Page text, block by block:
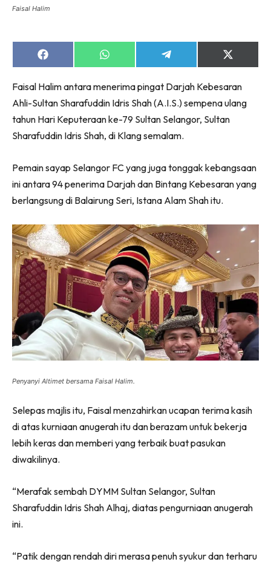
Faisal Halim
Share
on
Share
on
Share
on
Share
on
(Twitter)
Faisal Halim antara menerima pingat Darjah Kebesaran
Ahli-Sultan Sharafuddin Idris Shah (A.I.S.) sempena ulang
tahun Hari Keputeraan ke-79 Sultan Selangor, Sultan
Sharafuddin Idris Shah, di Klang semalam.
Pemain sayap Selangor FC yang juga tonggak kebangsaan
ini antara 94 penerima Darjah dan Bintang Kebesaran yang
berlangsung di Balairung Seri, Istana Alam Shah itu.
Penyanyi Altimet bersama Faisal Halim.
Selepas majlis itu, Faisal menzahirkan ucapan terima kasih
di atas kurniaan anugerah itu dan berazam untuk bekerja
lebih keras dan memberi yang terbaik buat pasukan
diwakilinya.
“Merafak sembah DYMM Sultan Selangor, Sultan
Sharafuddin Idris Shah Alhaj, diatas pengurniaan anugerah
ini.
“Patik dengan rendah diri merasa penuh syukur dan terharu